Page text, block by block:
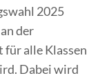
2025
der
alle Klassen
Dabei wird